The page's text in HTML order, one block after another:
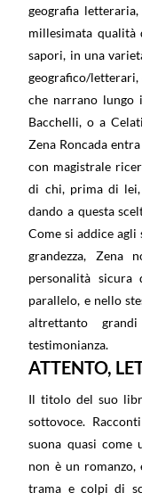
geografia
millesimata
sapori, in una
geografico/
che narrano lungo
Bacchelli, o a
Zena Roncada
con magistrale
di chi, prima di
dando a questa
Come si addice
grandezza, Zena
personalità
parallelo, e nello
altrettanto
testimonianza.
ATTENTO,
Il titolo del suo
sottovoce.
suona quasi come
non è un
trama e colpi di